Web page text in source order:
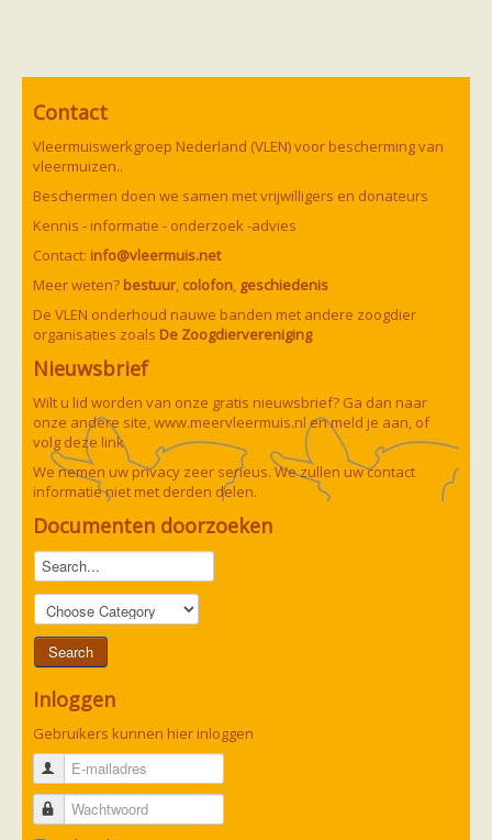
Contact
Vleermuiswerkgroep Nederland (VLEN) voor bescherming van
vleermuizen..
Beschermen doen we samen met vrijwilligers en donateurs
Kennis - informatie - onderzoek -advies
Contact: info@vleermuis.net
Meer weten? bestuur, colofon, geschiedenis
De VLEN onderhoud nauwe banden met andere zoogdier
organisaties zoals De Zoogdiervereniging
Nieuwsbrief
Wilt u lid worden van onze gratis nieuwsbrief? Ga dan naar
onze andere site,www.meervleermuis.nlen meld je aan, of
volg deze link
We nemen uw privacy zeer serieus. We zullen uw contact
informatie niet met derden delen.
Documenten doorzoeken
Inloggen
Gebruikers kunnen hier inloggen
E-mailadres
Wachtwoord